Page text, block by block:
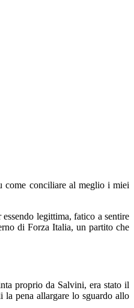
come conciliare al meglio i miei
legittima, fatico a sentire
di Forza Italia, un partito che
proprio da Salvini, era stato il
pena allargare lo sguardo allo